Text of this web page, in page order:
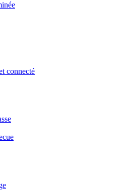
connecté